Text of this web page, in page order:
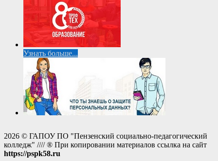
Узнать больше...
2026 © ГАПОУ ПО "Пензенский социально-педагогический
колледж" //// ® При копировании материалов ссылка на сайт
https://pspk58.ru